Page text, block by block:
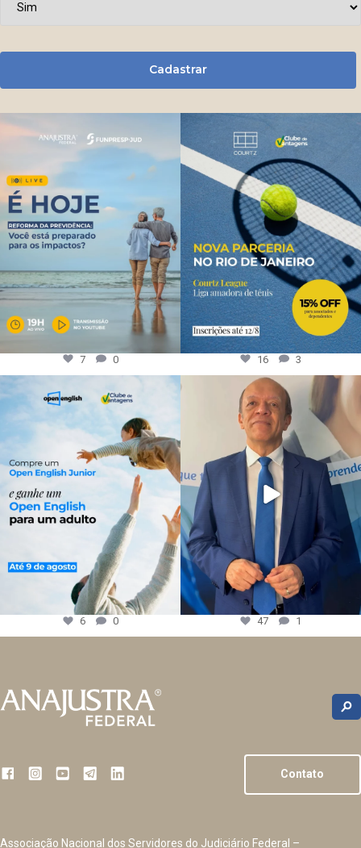
Cadastrar
7 0 16 3
6 0 47 1
Contato
Associação Nacional dos Servidores do Judiciário Federal –